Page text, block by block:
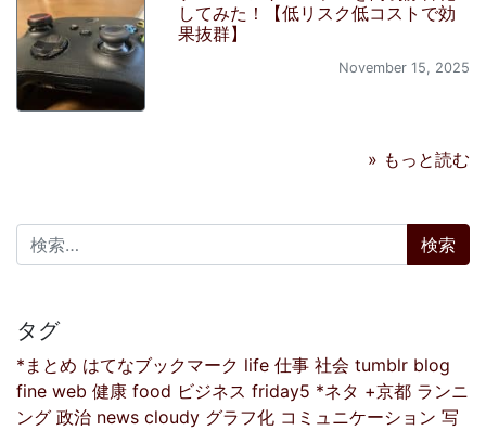
してみた！【低リスク低コストで効
果抜群】
November 15, 2025
» もっと読む
検索:
タグ
*まとめ はてなブックマーク life 仕事 社会 tumblr blog
fine web 健康 food ビジネス friday5 *ネタ +京都 ランニ
ング 政治 news cloudy グラフ化 コミュニケーション 写